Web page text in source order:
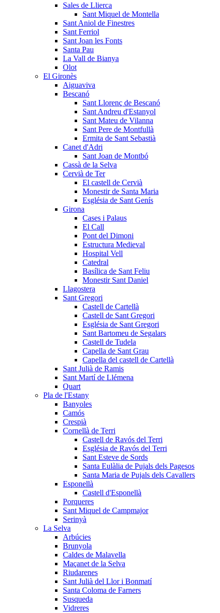
Sales de Llierca
Sant Miquel de Montella
Sant Aniol de Finestres
Sant Ferriol
Sant Joan les Fonts
Santa Pau
La Vall de Bianya
Olot
El Gironès
Aiguaviva
Bescanó
Sant Llorenç de Bescanó
Sant Andreu d'Estanyol
Sant Mateu de Vilanna
Sant Pere de Montfullà
Ermita de Sant Sebastià
Canet d'Adri
Sant Joan de Montbó
Cassà de la Selva
Cervià de Ter
El castell de Cervià
Monestir de Santa Maria
Església de Sant Genís
Girona
Cases i Palaus
El Call
Pont del Dimoni
Estructura Medieval
Hospital Vell
Catedral
Basílica de Sant Feliu
Monestir Sant Daniel
Llagostera
Sant Gregori
Castell de Cartellà
Castell de Sant Gregori
Església de Sant Gregori
Sant Bartomeu de Segalars
Castell de Tudela
Capella de Sant Grau
Capella del castell de Cartellà
Sant Julià de Ramis
Sant Martí de Llémena
Quart
Pla de l'Estany
Banyoles
Camós
Crespià
Cornellà de Terri
Castell de Ravós del Terri
Església de Ravós del Terri
Sant Esteve de Sords
Santa Eulàlia de Pujals dels Pagesos
Santa Maria de Pujals dels Cavallers
Esponellà
Castell d'Esponellà
Porqueres
Sant Miquel de Campmajor
Serinyà
La Selva
Arbúcies
Brunyola
Caldes de Malavella
Maçanet de la Selva
Riudarenes
Sant Julià del Llor i Bonmatí
Santa Coloma de Farners
Susqueda
Vidreres